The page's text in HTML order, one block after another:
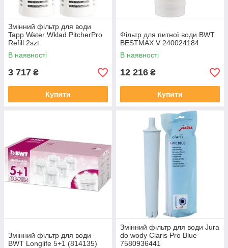
Змінний фільтр для води
Tapp Water Wklad PitcherPro
Refill 2szt.
В наявності
3 717 ₴
Купити
Фільтр для питної води BWT
BESTMAX V 240024184
В наявності
12 216 ₴
Купити
Змінний фільтр для води
BWT Longlife 5+1 (814135)
Змінний фільтр для води Jura
do wody Claris Pro Blue
7580936441